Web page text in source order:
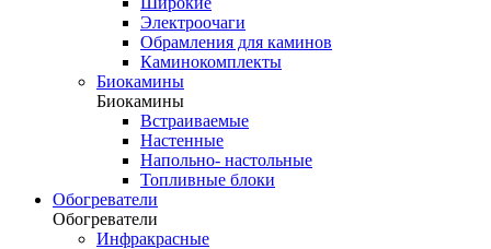
Электроочаги
Обрамления для каминов
Каминокомплекты
Биокамины
Биокамины
Встраиваемые
Настенные
Напольно- настольные
Топливные блоки
Обогреватели
Обогреватели
Инфракрасные